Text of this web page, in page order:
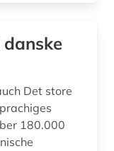
Det store
180.000